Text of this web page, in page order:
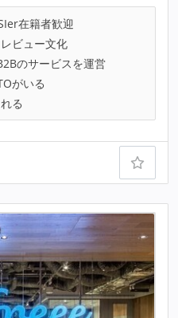
在籍者歓迎
ビュー文化
のサービスを運営
がいる
る